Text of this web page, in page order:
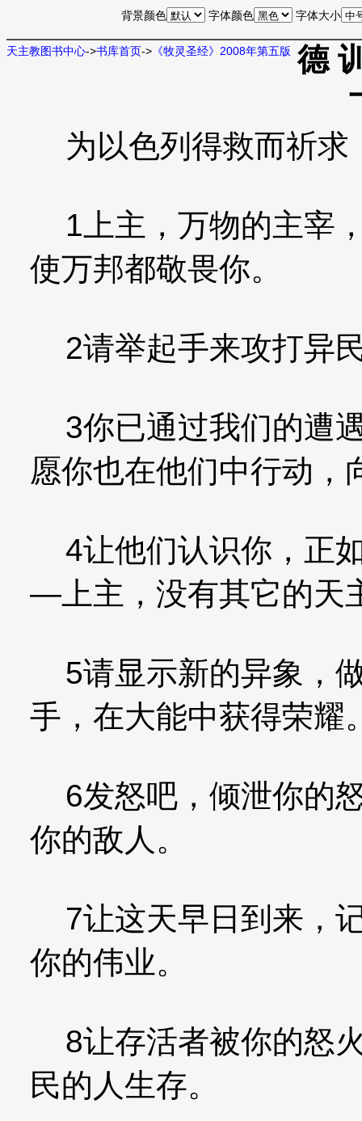
背景颜色 字体颜色 字体大小
天主教图书中心->书库首页-> 《牧灵圣经》2008年第五版 德
为以色列得救而祈求
1上主，万物的主宰
使万邦都敬畏你。
2请举起手来攻打异
3你已通过我们的遭
愿你也在他们中行动，
4让他们认识你，正
—上主，没有其它的天
5请显示新的异象，
手，在大能中获得荣耀
6发怒吧，倾泄你的
你的敌人。
7让这天早日到来，
你的伟业。
8让存活者被你的怒
民的人生存。